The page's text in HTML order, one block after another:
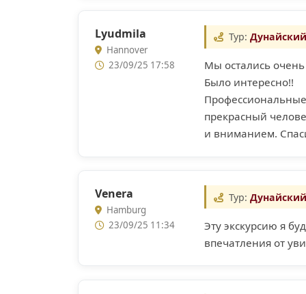
Lyudmila
Hannover
23/09/25 17:58
Тур:
Мы остались
Было интересно!!
прекрасный
и вниманием.
Venera
Hamburg
23/09/25 11:34
Тур:
Эту экскурсию я
впечатления от